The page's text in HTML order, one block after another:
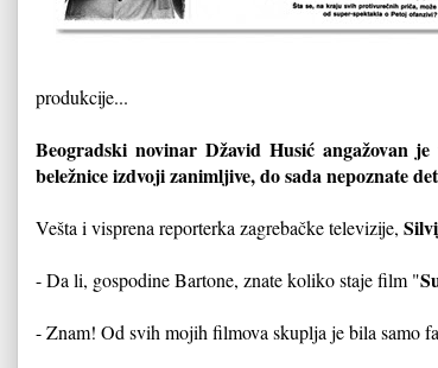
produkcije...
Beogradski novinar Džavid Husić angažovan
beležnice izdvoji zanimljive, do sada nepoznate
Vešta i visprena reporterka zagrebačke televizije,
- Da li, gospodine Bartone, znate koliko staje film "
- Znam! Od svih mojih filmova skuplja je bila samo